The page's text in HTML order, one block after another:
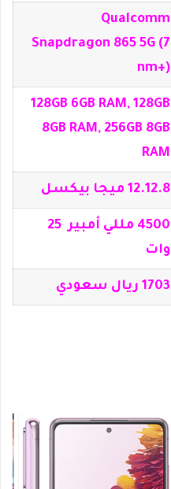
Qualcomm
Snapdragon 865 5G (7
nm+)
128GB 6GB RAM, 128GB
8GB RAM, 256GB 8GB
RAM
12.12.8 ميجا بيكسل
4500 مللي أمبير 25
وات
1703 ريال سعودي